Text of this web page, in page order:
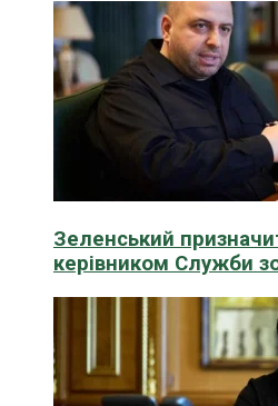
Зеленський
керівником Служби